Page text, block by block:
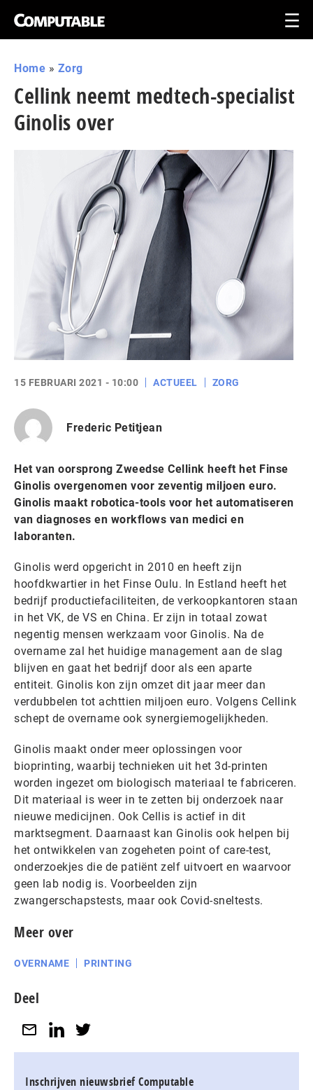
Home » Zorg
Cellink neemt medtech-specialist
Ginolis over
15 FEBRUARI 2021 - 10:00 ACTUEEL ZORG
Frederic Petitjean
Het van oorsprong Zweedse Cellink heeft het Finse
Ginolis overgenomen voor zeventig miljoen euro.
Ginolis maakt robotica-tools voor het automatiseren
van diagnoses en workflows van medici en
laboranten.
Ginolis werd opgericht in 2010 en heeft zijn
hoofdkwartier in het Finse Oulu. In Estland heeft het
bedrijf productiefaciliteiten, de verkoopkantoren staan
in het VK, de VS en China. Er zijn in totaal zowat
negentig mensen werkzaam voor Ginolis. Na de
overname zal het huidige management aan de slag
blijven en gaat het bedrijf door als een aparte
entiteit. Ginolis kon zijn omzet dit jaar meer dan
verdubbelen tot achttien miljoen euro. Volgens Cellink
schept de overname ook synergiemogelijkheden.
Ginolis maakt onder meer oplossingen voor
bioprinting, waarbij technieken uit het 3d-printen
worden ingezet om biologisch materiaal te fabriceren.
Dit materiaal is weer in te zetten bij onderzoek naar
nieuwe medicijnen. Ook Cellis is actief in dit
marktsegment. Daarnaast kan Ginolis ook helpen bij
het ontwikkelen van zogeheten point of care-test,
onderzoekjes die de patiënt zelf uitvoert en waarvoor
geen lab nodig is. Voorbeelden zijn
zwangerschapstests, maar ook Covid-sneltests.
Meer over
OVERNAME PRINTING
Deel
Inschrijven nieuwsbrief Computable